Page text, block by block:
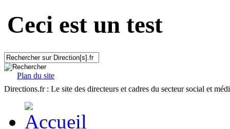
Ceci est un test
Plan du site
Directions.fr : Le site des directeurs et cadres du secteur social et